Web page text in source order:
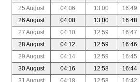
25 August
04:06 13:00 16:49
26 August
04:08 13:00 16:48
27 August
04:10 12:59 16:47
28 August
04:12 12:59 16:46
29 August
04:14 12:59 16:45
30 August
04:16 12:58 16:44
31 August
04:18 12:58 16:42